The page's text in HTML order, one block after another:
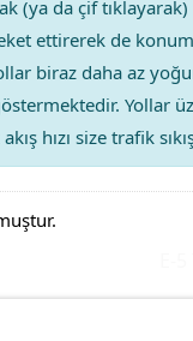
(ya da çif
ettirerek de
biraz daha az
hızı size trafik